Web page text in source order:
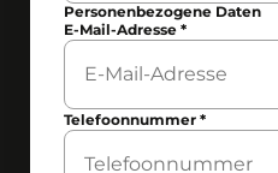
Personenbezogene Daten
E-Mail-Adresse*
Telefoonnummer*